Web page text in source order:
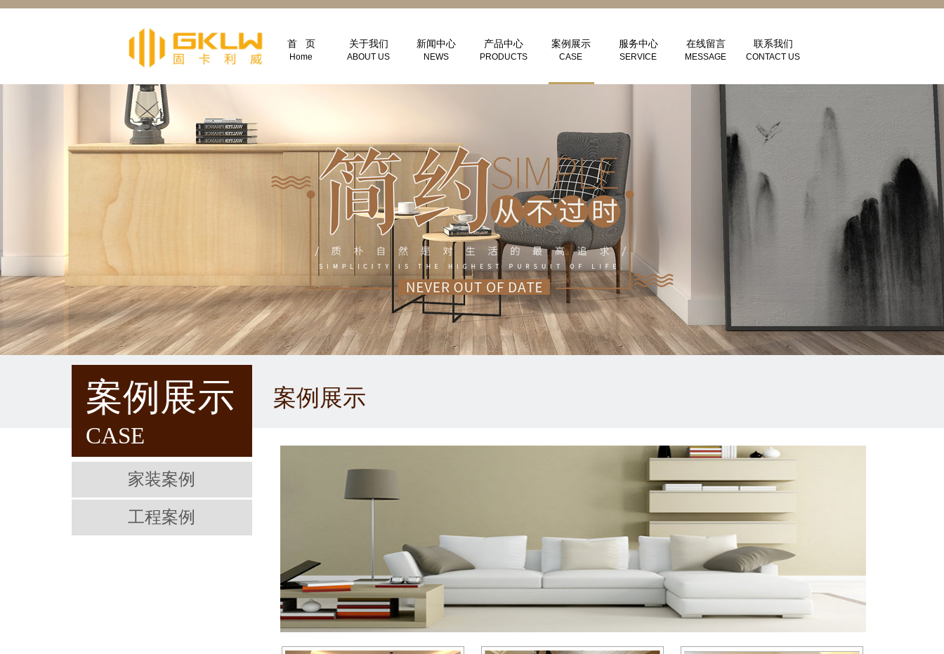
首 页
Home
关于我们
ABOUT US
新闻中心
NEWS
产品中心
PRODUCTS
案例展示
CASE
服务中心
SERVICE
在线留言
MESSAGE
联系我们
CONTACT US
1 2 3
案例展示
CASE
家装案例
工程案例
案例展示